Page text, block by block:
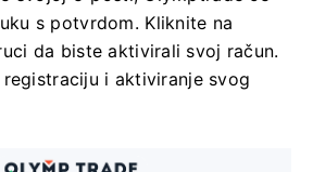
s potvrdom. Kliknite na
da biste aktivirali svoj račun.
i aktiviranje svog